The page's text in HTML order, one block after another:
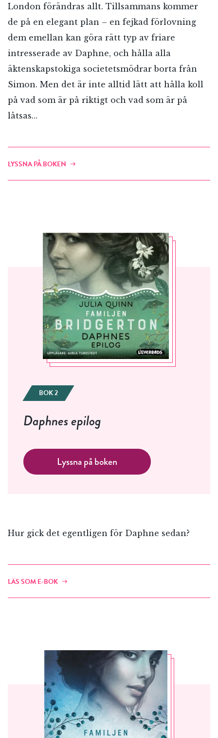
London förändras allt. Tillsammans kommer
de på en elegant plan – en fejkad förlovning
dem emellan kan göra rätt typ av friare
intresserade av Daphne, och hålla alla
äktenskapstokiga societetsmödrar borta från
Simon. Men det är inte alltid lätt att hålla koll
på vad som är på riktigt och vad som är på
låtsas…
LYSSNA PÅ BOKEN
BOK 2
Daphnes epilog
Lyssna på boken
Hur gick det egentligen för Daphne sedan?
LÄS SOM E-BOK